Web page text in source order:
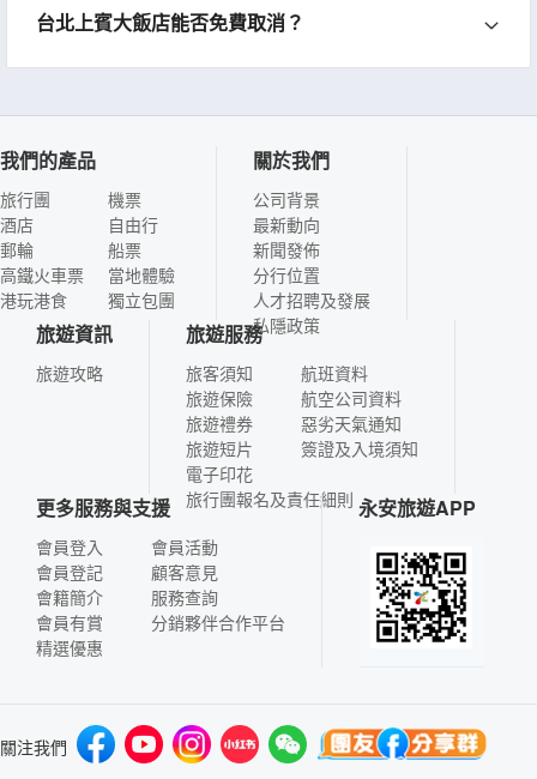
台北上賓大飯店能否免費取消？
我們的產品
旅行團
酒店
郵輪
高鐵火車票
港玩港食
機票
自由行
船票
當地體驗
獨立包團
關於我們
公司背景
最新動向
新聞發佈
分行位置
人才招聘及發展
私隱政策
旅遊資訊
旅遊攻略
旅遊服務
旅客須知
旅遊保險
旅遊禮券
旅遊短片
電子印花
航班資料
航空公司資料
惡劣天氣通知
簽證及入境須知
旅行團報名及責任細則
更多服務與支援
會員登入
會員登記
會籍簡介
會員有賞
精選優惠
會員活動
顧客意見
服務查詢
分銷夥伴合作平台
永安旅遊APP
關注我們